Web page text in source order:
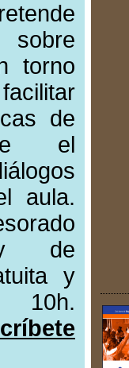
torno
de
el
aula.
de
y
10h.